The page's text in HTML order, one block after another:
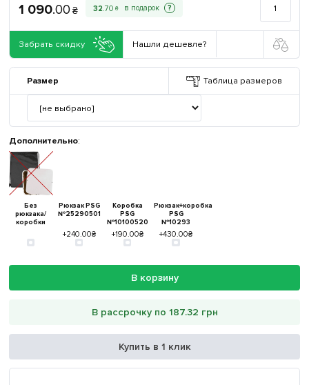
1 090.00 ₴ 32.70 ₴ ?
Забрать скидку Нашли дешевле?
Размер Таблица размеров
Дополнительно:
Без
рюкзака/
коробки
Рюкзак PSG
№25290501
+240.00₴
Коробка
PSG
№10100520
+190.00₴
Рюкзак+коробка
PSG
№10293
+430.00₴
В корзину
В рассрочку по 187.32 грн
Купить в 1 клик